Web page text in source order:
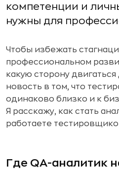
компетенции и
нужны для
Чтобы избежать
профессиональном
какую сторону
новость в том, что
одинаково близко и к
Я расскажу, как стать
работаете
Где QA-аналитик